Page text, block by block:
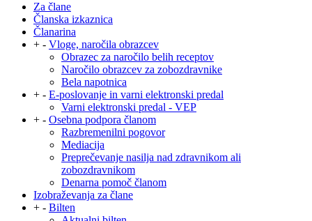
Za člane
Članska izkaznica
Članarina
+ - Vloge, naročila obrazcev
Obrazec za naročilo belih receptov
Naročilo obrazcev za zobozdravnike
Bela napotnica
+ - E-poslovanje in varni elektronski predal
Varni elektronski predal - VEP
+ - Osebna podpora članom
Razbremenilni pogovor
Mediacija
Preprečevanje nasilja nad zdravnikom ali
zobozdravnikom
Denarna pomoč članom
Izobraževanja za člane
+ - Bilten